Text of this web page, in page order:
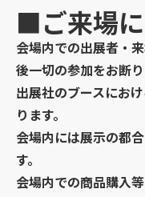
■ご来場
会場内での出展者・
後一切の参加をお断
出展社のブースにお
ります。
会場内には展示の都
す。
会場内での商品購入